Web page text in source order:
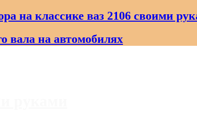
на классике ваз 2106 своими
вала на автомобилях